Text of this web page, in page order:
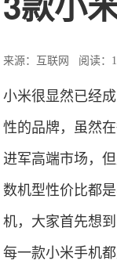
来源：互联网 阅读：
小米很显然已经
性的品牌，虽然
进军高端市场，
数机型性价比都
机，大家首先想
每一款小米手机